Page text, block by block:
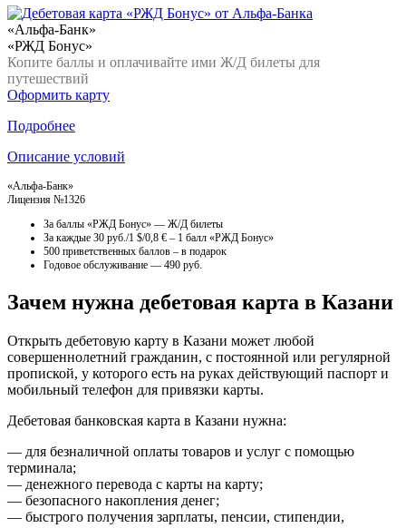
«Альфа-Банк»
«РЖД Бонус»
Копите баллы и оплачивайте ими Ж/Д билеты для
путешествий
Оформить карту
Подробнее
Описание условий
«Альфа-Банк»
Лицензия №1326
За баллы «РЖД Бонус» — Ж/Д билеты
За каждые 30 руб./1 $/0,8 € – 1 балл «РЖД Бонус»
500 приветственных баллов – в подарок
Годовое обслуживание — 490 руб.
Зачем нужна дебетовая карта в Казани
Открыть дебетовую карту в Казани может любой
совершеннолетний гражданин, с постоянной или регулярной
пропиской, у которого есть на руках действующий паспорт и
мобильный телефон для привязки карты.
Дебетовая банковская карта в Казани нужна:
— для безналичной оплаты товаров и услуг с помощью
терминала;
— денежного перевода с карты на карту;
— безопасного накопления денег;
— быстрого получения зарплаты, пенсии, стипендии,